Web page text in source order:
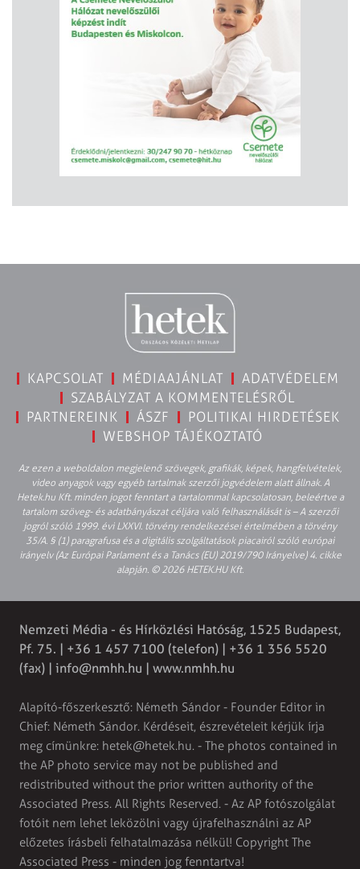
KAPCSOLAT MÉDIAAJÁNLAT
ADATVÉDELEM
SZABÁLYZAT A KOMMENTELÉSRŐL
PARTNEREINK
ÁSZF
POLITIKAI HIRDETÉSEK
WEBSHOP TÁJÉKOZTATÓ
Az ezen a weboldalon megjelenő szövegek, grafikák, képek, hangfelvételek,
video anyagok vagy egyéb tartalmak szerzői jogvédelem alatt állnak. A
Hetek.hu Kft. minden jogot fenntart a tartalommal kapcsolatosan, beleértve a
tartalom szöveg- és adatbányászat céljára való felhasználását is – A szerzői
jogról szóló 1999. évi LXXVI. törvény rendelkezései értelmében a törvény
35/A. § (1) paragrafusa és a digitális szolgáltatások piacairól szóló európai
irányelv (Az Európai Parlament és a Tanács (EU) 2019/790 Irányelve) 4. cikke
alapján. © 2026 HETEK.HU Kft.
Nemzeti Média - és Hírközlési Hatóság, 1525 Budapest,
Pf. 75. | +36 1 457 7100 (telefon) | +36 1 356 5520
(fax) | info@nmhh.hu | www.nmhh.hu
Alapító-főszerkesztő: Németh Sándor - Founder Editor in
Chief: Németh Sándor. Kérdéseit, észrevételeit kérjük írja
meg címünkre: hetek@hetek.hu. - The photos contained in
the AP photo service may not be published and
redistributed without the prior written authority of the
Associated Press. All Rights Reserved. - Az AP fotószolgálat
fotóit nem lehet leközölni vagy újrafelhasználni az AP
előzetes írásbeli felhatalmazása nélkül! Copyright The
Associated Press - minden jog fenntartva!